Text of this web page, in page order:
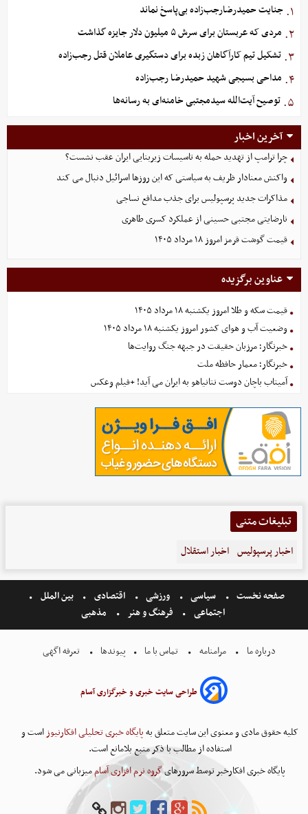
۱. جنایت حمیدرضارجب‌زاده بی‌پاسخ نماند
۲. مردی که عربستان برای سرش ۵ میلیون دلار جایزه گذاشت
۳. تشکیل تیم کارآگاهان زبده برای دستگیری عاملان قتل رجب‌زاده
۴. مداحی بسیجی شهید حمیدرضا رجب‌زاده
۵. توصیح آیت‌الله سیدمجتبی خامنه‌ای به رسانه‌ها
آخرین اخبار
چرا ترامپ از تهدید حمله به تاسیسات زیربنایی ایران عقب نشست؟
واکنش معنادار ظریف به سیاستی که این روزها اسرائیل دنبال می کند
مذاکرات جدید پرسپولیس برای جذب مدافع نساجی
نارضایتی مجتبی حسینی از عملکرد کسری طاهری
قیمت گوشت قرمز امروز ۱۸ مرداد ۱۴۰۵
عناوین برگزیده
قیمت سکه و طلا امروز یکشنبه ۱۸ مرداد ۱۴۰۵
وضعیت آب و هوای کشور امروز یکشنبه ۱۸ مرداد ۱۴۰۵
خبرنگار؛ مرزبان حقیقت در جبهه جنگ روایت‌ها
خبرنگار؛ معمار حافظه ملت
آمیتاب باچان دوست نتانیاهو به ایران می آید! +فیلم وعکس
تبلیغات متنی
اخبار پرسپولیس اخبار استقلال
صفحه نخست سیاسی ورزشی اقتصادی
بین الملل
اجتماعی
فرهنگ و هنر مذهبی
درباره ما مرامنامه تماس با ما پیوندها تعرفه اگهی
طراحی سایت خبری و خبرگزاری آسام
کلیه حقوق مادی و معنوی این سایت متعلق بهپایگاه خبری تحلیلی افکارنیوزاست و
استفاده از مطالب با ذکر منبع بلامانع است.
پایگاه خبری افکارخبر توسط سرورهایگروه نرم افزاری آساممیزبانی می شود.